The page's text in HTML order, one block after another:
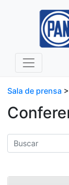
Sala de prensa >